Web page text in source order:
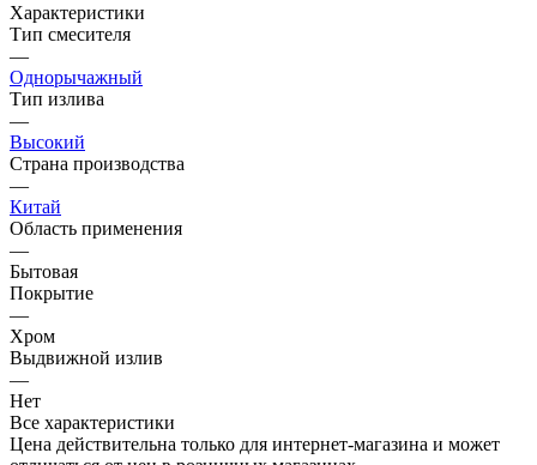
Характеристики
Тип смесителя
—
Однорычажный
Тип излива
—
Высокий
Страна производства
—
Китай
Область применения
—
Бытовая
Покрытие
—
Хром
Выдвижной излив
—
Нет
Все характеристики
Цена действительна только для интернет-магазина и может